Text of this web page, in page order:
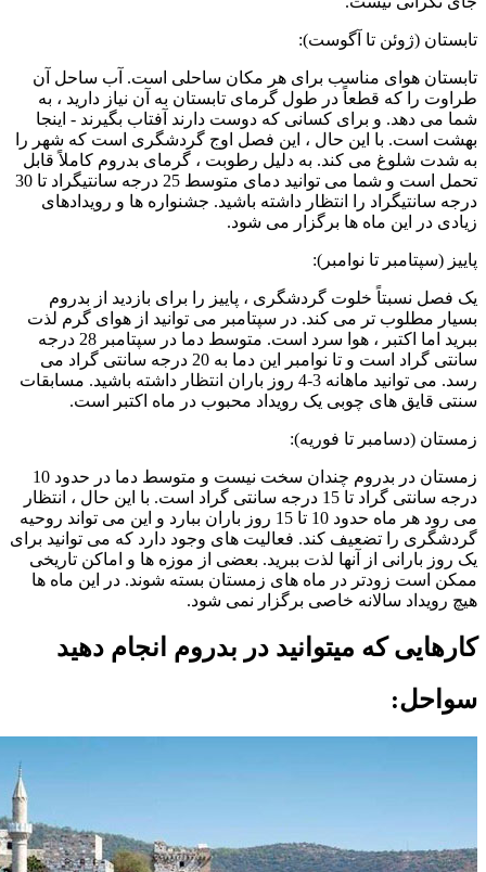
تابستان (ژوئن تا آگوست):
تابستان هوای مناسب برای هر مکان ساحلی است. آب ساحل آن
طراوت را که قطعاً در طول گرمای تابستان به آن نیاز دارید ، به
شما می دهد. و برای کسانی که دوست دارند آفتاب بگیرند - اینجا
بهشت است. با این حال ، این فصل اوج گردشگری است که شهر را
به شدت شلوغ می کند. به دلیل رطوبت ، گرمای بدروم کاملاً قابل
تحمل است و شما می توانید دمای متوسط 25 درجه سانتیگراد تا 30
درجه سانتیگراد را انتظار داشته باشید. جشنواره ها و رویدادهای
زیادی در این ماه ها برگزار می شود.
پاییز (سپتامبر تا نوامبر):
یک فصل نسبتاً خلوت گردشگری ، پاییز را برای بازدید از بدروم
بسیار مطلوب تر می کند. در سپتامبر می توانید از هوای گرم لذت
ببرید اما اکتبر ، هوا سرد است. متوسط دما در سپتامبر 28 درجه
سانتی گراد است و تا نوامبر این دما به 20 درجه سانتی گراد می
رسد. می توانید ماهانه 3-4 روز باران انتظار داشته باشید. مسابقات
سنتی قایق های چوبی یک رویداد محبوب در ماه اکتبر است.
زمستان (دسامبر تا فوریه):
زمستان در بدروم چندان سخت نیست و متوسط دما در حدود 10
درجه سانتی گراد تا 15 درجه سانتی گراد است. با این حال ، انتظار
می رود هر ماه حدود 10 تا 15 روز باران ببارد و این می تواند روحیه
گردشگری را تضعیف کند. فعالیت های وجود دارد که می توانید برای
یک روز بارانی از آنها لذت ببرید. بعضی از موزه ها و اماکن تاریخی
ممکن است زودتر در ماه های زمستان بسته شوند. در این ماه ها
هیچ رویداد سالانه خاصی برگزار نمی شود.
کارهایی که میتوانید در بدروم انجام دهید
سواحل: